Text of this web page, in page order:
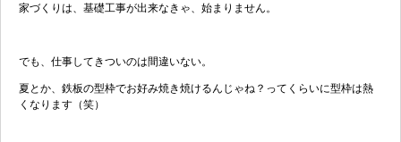
家づくりは、基礎工事が出来なきゃ、始まりません。
でも、仕事してきついのは間違いない。
夏とか、鉄板の型枠でお好み焼き焼けるんじゃね？ってくらいに型枠は熱
くなります（笑）